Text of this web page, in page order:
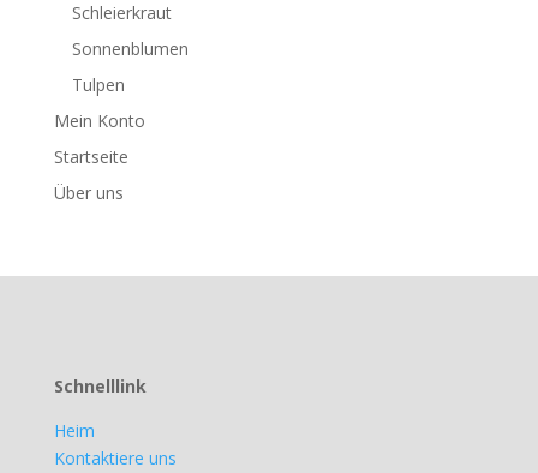
Schleierkraut
Sonnenblumen
Tulpen
Mein Konto
Startseite
Über uns
Schnelllink
Heim
Kontaktiere uns